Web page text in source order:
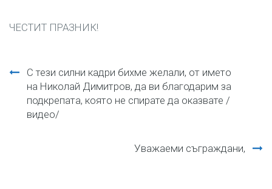
ЧЕСТИТ ПРАЗНИК!
С тези силни кадри бихме желали, от името
на Николай Димитров, да ви благодарим за
подкрепата, която не спирате да оказвате /
видео/
Уважаеми съграждани,